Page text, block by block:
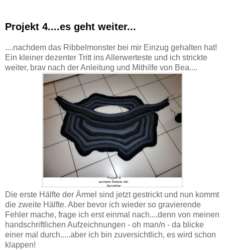
Projekt 4....es geht weiter...
....nachdem das Ribbelmonster bei mir Einzug gehalten hat!
Ein kleiner dezenter Tritt ins Allerwerteste und ich strickte
weiter, brav nach der Anleitung und Mithilfe von Bea....
Die erste Hälfte der Ärmel sind jetzt gestrickt und nun kommt
die zweite Hälfte. Aber bevor ich wieder so gravierende
Fehler mache, frage ich erst einmal nach....denn von meinen
handschriftlichen Aufzeichnungen - oh man/n - da blicke
einer mal durch.....aber ich bin zuversichtlich, es wird schon
klappen!